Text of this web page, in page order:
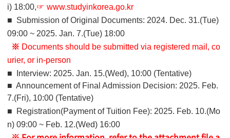
i) 18:00,☞ www.studyinkorea.go.kr
■ Submission of Original Documents: 2024. Dec. 31.(Tue)
09:00 ~ 2025. Jan. 7.(Tue) 18:00
※ Documents should be submitted via registered mail, co
urier, or in-person
■ Interview: 2025. Jan. 15.(Wed), 10:00 (Tentative)
■ Announcement of Final Admission Decision: 2025. Feb.
7.(Fri), 10:00 (Tentative)
■ Registration(Payment of Tuition Fee): 2025. Feb. 10.(Mo
n) 09:00 ~ Feb. 12.(Wed) 16:00